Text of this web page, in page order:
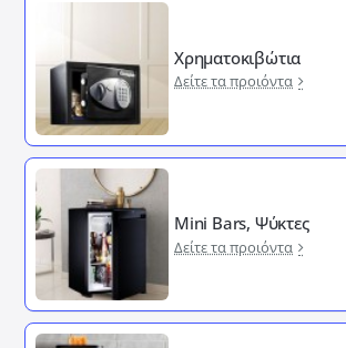
Χρηματοκιβώτια
Δείτε τα προιόντα
Mini Bars, Ψύκτες
Δείτε τα προιόντα